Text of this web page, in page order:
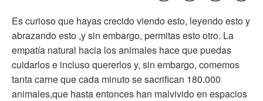
Es curioso que hayas crecido viendo esto, leyendo esto y
abrazando esto ,y sin embargo, permitas esto otro. La
empatía natural hacia los animales hace que puedas
cuidarlos e incluso quererlos y, sin embargo, comemos
tanta carne que cada minuto se sacrifican 180.000
animales,que hasta entonces han malvivido en espacios